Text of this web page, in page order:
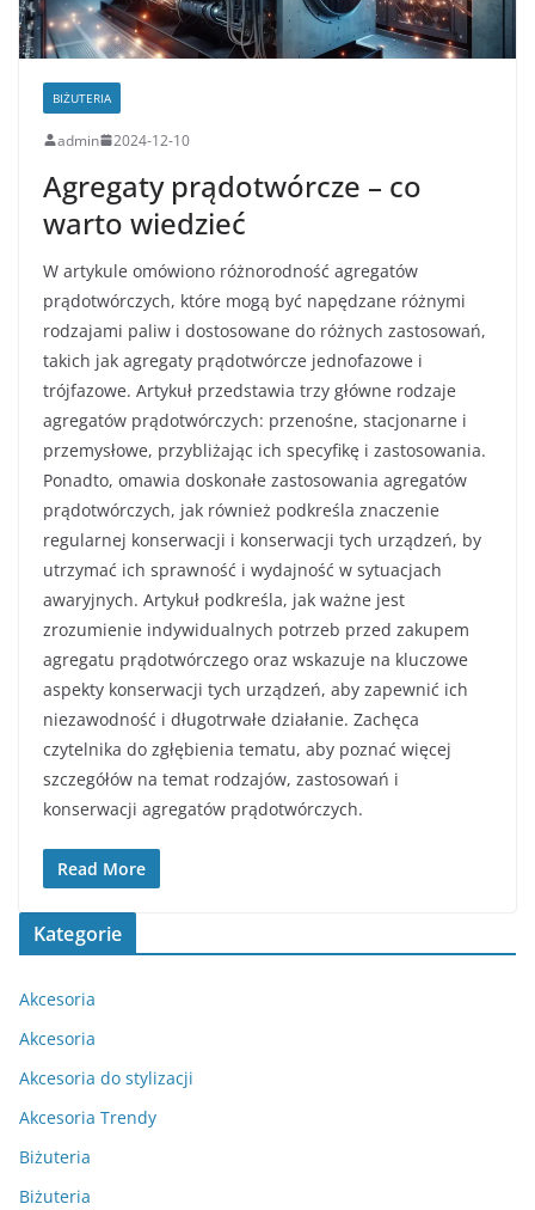
BIŻUTERIA
admin 2024-12-10
Agregaty prądotwórcze – co
warto wiedzieć
W artykule omówiono różnorodność agregatów
prądotwórczych, które mogą być napędzane różnymi
rodzajami paliw i dostosowane do różnych zastosowań,
takich jak agregaty prądotwórcze jednofazowe i
trójfazowe. Artykuł przedstawia trzy główne rodzaje
agregatów prądotwórczych: przenośne, stacjonarne i
przemysłowe, przybliżając ich specyfikę i zastosowania.
Ponadto, omawia doskonałe zastosowania agregatów
prądotwórczych, jak również podkreśla znaczenie
regularnej konserwacji i konserwacji tych urządzeń, by
utrzymać ich sprawność i wydajność w sytuacjach
awaryjnych. Artykuł podkreśla, jak ważne jest
zrozumienie indywidualnych potrzeb przed zakupem
agregatu prądotwórczego oraz wskazuje na kluczowe
aspekty konserwacji tych urządzeń, aby zapewnić ich
niezawodność i długotrwałe działanie. Zachęca
czytelnika do zgłębienia tematu, aby poznać więcej
szczegółów na temat rodzajów, zastosowań i
konserwacji agregatów prądotwórczych.
Read More
Kategorie
Akcesoria
Akcesoria
Akcesoria do stylizacji
Akcesoria Trendy
Biżuteria
Biżuteria